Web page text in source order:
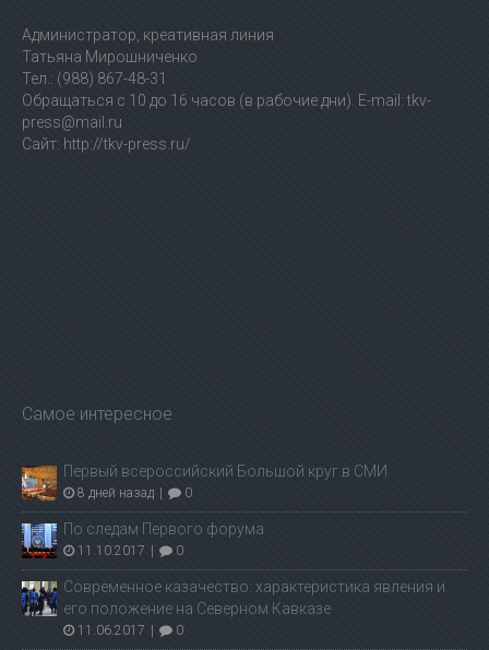
Администратор, креативная линия
Татьяна Мирошниченко
Тел.: (988) 867-48-31
Обращаться с 10 до 16 часов (в рабочие дни). E-mail: tkv-
press@mail.ru
Сайт: http://tkv-press.ru/
Самое интересное
Первый всероссийский Большой круг в СМИ
8 дней назад 0
По следам Первого форума
11.10.2017 0
Современное казачество: характеристика явления и
его положение на Северном Кавказе
11.06.2017 0